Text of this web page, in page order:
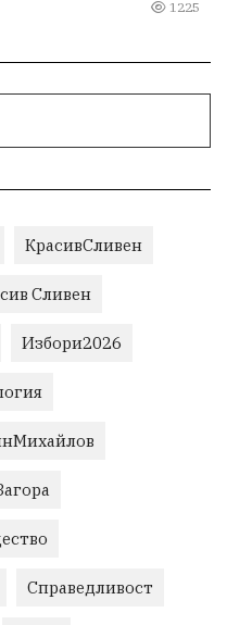
1225
КрасивСливен
Сливен
Избори2026
Справедливост